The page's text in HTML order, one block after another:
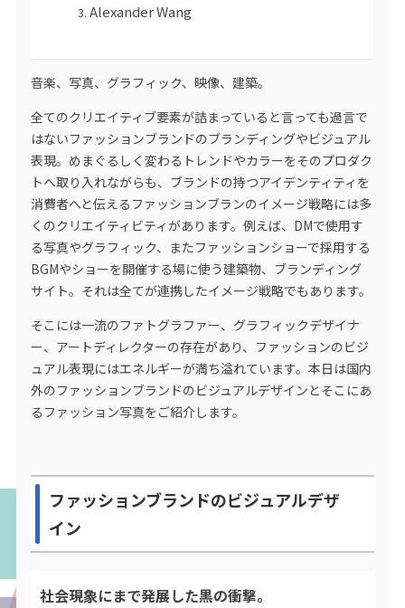
Alexander Wang
音楽、写真、グラフィック、映像、建築。
全てのクリエイティブ要素が詰まっていると言っても過言で
はないファッションブランドのブランディングやビジュアル
表現。めまぐるしく変わるトレンドやカラーをそのプロダク
トへ取り入れながらも、ブランドの持つアイデンティティを
消費者へと伝えるファッションブランのイメージ戦略には多
くのクリエイティビティがあります。例えば、DMで使用す
る写真やグラフィック、またファッションショーで採用する
BGMやショーを開催する場に使う建築物、ブランディング
サイト。それは全てが連携したイメージ戦略でもあります。
そこには一流のファトグラファー、グラフィックデザイナ
ー、アートディレクターの存在があり、ファッションのビジ
ュアル表現にはエネルギーが満ち溢れています。本日は国内
外のファッションブランドのビジュアルデザインとそこにあ
るファッション写真をご紹介します。
ファッションブランドのビジュアルデザ
イン
社会現象にまで発展した黒の衝撃。